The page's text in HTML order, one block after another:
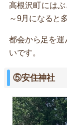
高根沢町には
～9月になると
都会から足を運
いです。
⑤安住神社